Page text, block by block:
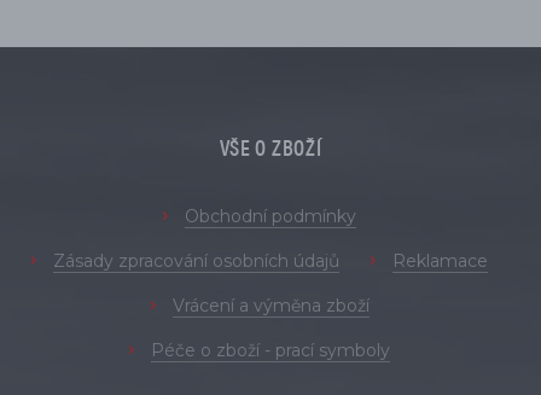
VŠE O ZBOŽÍ
Obchodní podmínky
Zásady zpracování osobních údajů Reklamace
Vrácení a výměna zboží
Péče o zboží - prací symboly